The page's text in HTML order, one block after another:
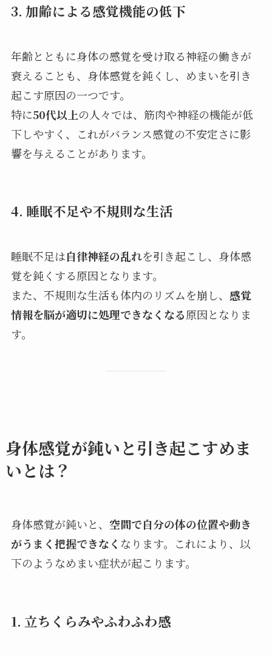
3. 加齢による感覚機能の低下
年齢とともに身体の感覚を受け取る神経の働きが
衰えることも、身体感覚を鈍くし、めまいを引き
起こす原因の一つです。
特に50代以上の人々では、筋肉や神経の機能が低
下しやすく、これがバランス感覚の不安定さに影
響を与えることがあります。
4. 睡眠不足や不規則な生活
睡眠不足は自律神経の乱れを引き起こし、身体感
覚を鈍くする原因となります。
また、不規則な生活も体内のリズムを崩し、 感覚
情報を脳が適切に処理できなくなる原因となりま
す。
身体感覚が鈍いと引き起こすめま
いとは？
身体感覚が鈍いと、 空間で自分の体の位置や動き
がうまく把握できなく なります。これにより、以
下のようなめまい症状が起こります。
1. 立ちくらみやふわふわ感